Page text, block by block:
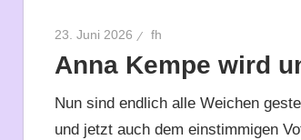
23. Juni 2026 fh
Anna Kempe wird
Nun sind endlich alle Weichen
und jetzt auch dem einstimmigen